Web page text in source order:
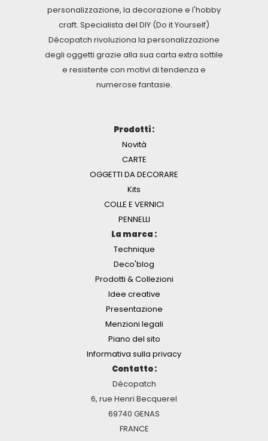
personalizzazione, la decorazione e l'hobby
craft. Specialista del DIY (Do it Yourself)
Décopatch rivoluziona la personalizzazione
degli oggetti grazie alla sua carta extra sottile
e resistente con motivi di tendenza e
numerose fantasie.
Prodotti :
Novità
CARTE
OGGETTI DA DECORARE
Kits
COLLE E VERNICI
PENNELLI
La marca :
Technique
Deco'blog
Prodotti & Collezioni
Idee creative
Presentazione
Menzioni legali
Piano del sito
Informativa sulla privacy
Contatto :
Décopatch
6, rue Henri Becquerel
69740 GENAS
FRANCE